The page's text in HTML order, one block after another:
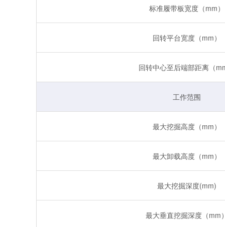
标准履带板宽度（mm）
回转平台宽度（mm）
回转中心至后端部距离（
工作范围
最大挖掘高度（mm）
最大卸载高度（mm）
最大挖掘深度(mm)
最大垂直挖掘深度（mm